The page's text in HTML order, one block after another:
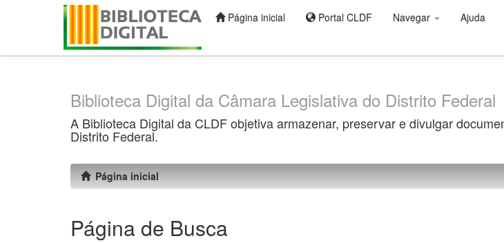
Página inicial Portal CLDF Navegar Ajuda
Biblioteca Digital da Câmara Legislativa do Distrito Federal
A Biblioteca Digital da CLDF objetiva armazenar, preservar e divulgar
Distrito Federal.
Página inicial
Página de Busca